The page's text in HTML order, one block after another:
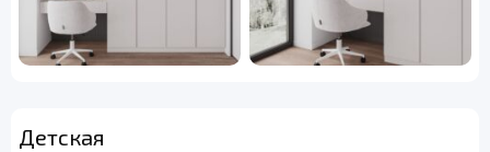
Детская